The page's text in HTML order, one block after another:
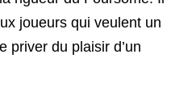
joueurs qui veulent un
priver du plaisir d’un